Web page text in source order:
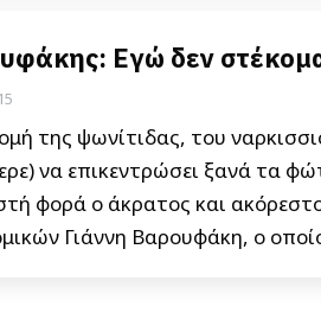
Εγώ δεν
της ψωνίτιδας, του
να επικεντρώσει ξανά τα
φορά ο άκρατος και
Γιάννη Βαρουφάκη, ο